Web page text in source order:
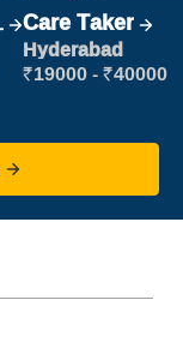
Care Taker
Hyderabad
₹19000 - ₹40000